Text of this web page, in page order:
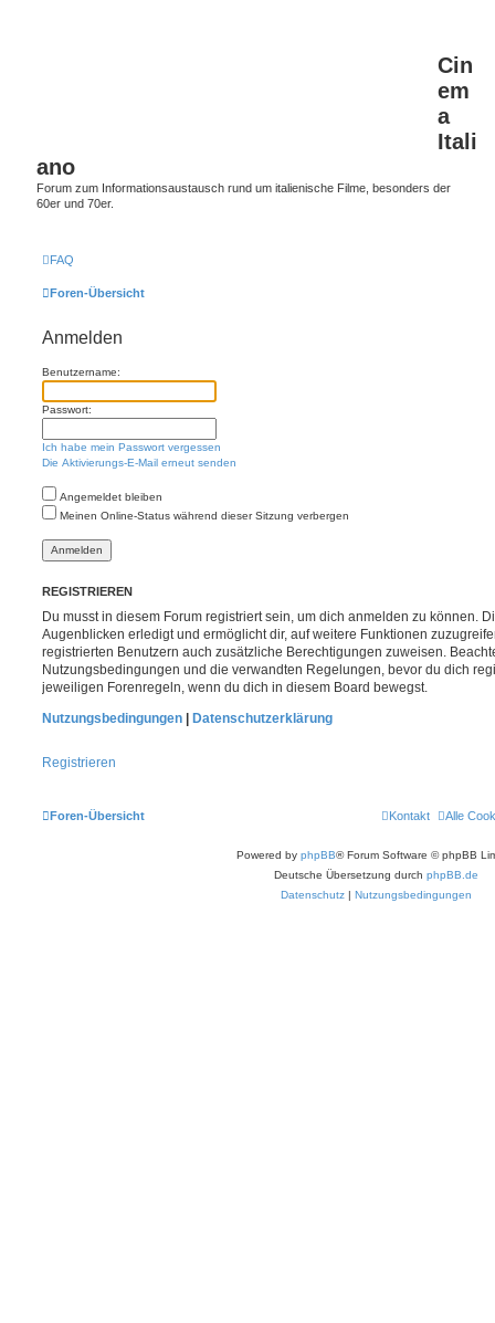
Cin
em
a
Itali
ano
Forum zum Informationsaustausch rund um italienische Filme, besonders der
60er und 70er.
FAQ
Foren-Übersicht
Anmelden
Benutzername:
Passwort:
Ich habe mein Passwort vergessen
Die Aktivierungs-E-Mail erneut senden
Angemeldet bleiben
Meinen Online-Status während dieser Sitzung verbergen
REGISTRIEREN
Du musst in diesem Forum registriert sein, um dich anmelden zu können.
Augenblicken erledigt und ermöglicht dir, auf weitere Funktionen
registrierten Benutzern auch zusätzliche Berechtigungen zuweisen.
Nutzungsbedingungen und die verwandten Regelungen, bevor du dich
jeweiligen Forenregeln, wenn du dich in diesem Board bewegst.
Nutzungsbedingungen
Datenschutzerklärung
Registrieren
Foren-Übersicht Alle
Kontakt
Powered by phpBB® Forum Software © phpBB
Deutsche Übersetzung durch phpBB.de
Datenschutz | Nutzungsbedingungen